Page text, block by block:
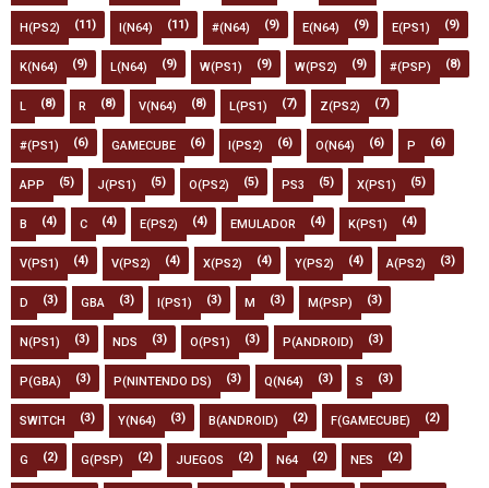
H(PS2) (11) I(N64) (11) #(N64) (9) E(N64) (9) E(PS1) (9)
K(N64) (9) L(N64) (9) W(PS1) (9) W(PS2) (9) #(PSP) (8)
L (8) R (8) V(N64) (8) L(PS1) (7) Z(PS2) (7)
#(PS1) (6) GAMECUBE (6) I(PS2) (6) O(N64) (6) P (6)
APP (5) J(PS1) (5) O(PS2) (5) PS3 (5) X(PS1) (5)
B (4) C (4) E(PS2) (4) EMULADOR (4) K(PS1) (4)
V(PS1) (4) V(PS2) (4) X(PS2) (4) Y(PS2) (4) A(PS2) (3)
D (3) GBA (3) I(PS1) (3) M (3) M(PSP) (3)
N(PS1) (3) NDS (3) O(PS1) (3) P(ANDROID) (3)
P(GBA) (3) P(NINTENDO DS) (3) Q(N64) (3) S (3)
SWITCH (3) Y(N64) (3) B(ANDROID) (2) F(GAMECUBE) (2)
G (2) G(PSP) (2) JUEGOS (2) N64 (2) NES (2)